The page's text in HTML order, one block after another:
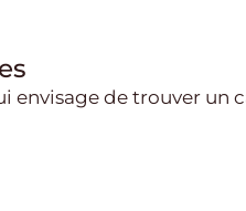
envisage de trouver un